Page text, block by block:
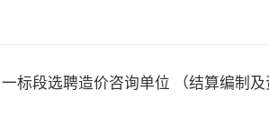
标段选聘造价咨询单位 （结算编制